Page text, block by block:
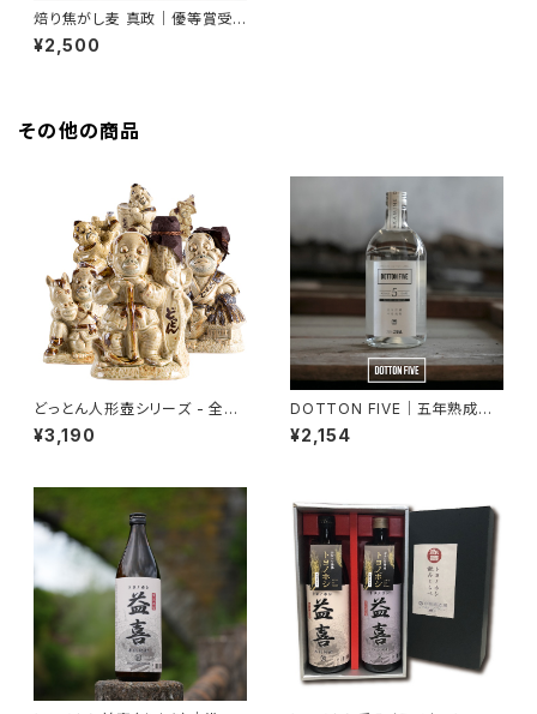
焙り焦がし麦 真政｜優等賞受
賞【令和4・7年度 熊本国税局】
麦焼酎｜720ml
¥2,500
その他の商品
どっとん人形壺シリーズ - 全3
種類 【受注生産 納期：最大1
ヶ月】
¥3,190
DOTTON FIVE｜五年熟成麦
焼酎 25度｜赤嶺酒造場｜長期
熟成・大分の本格焼酎
¥2,154